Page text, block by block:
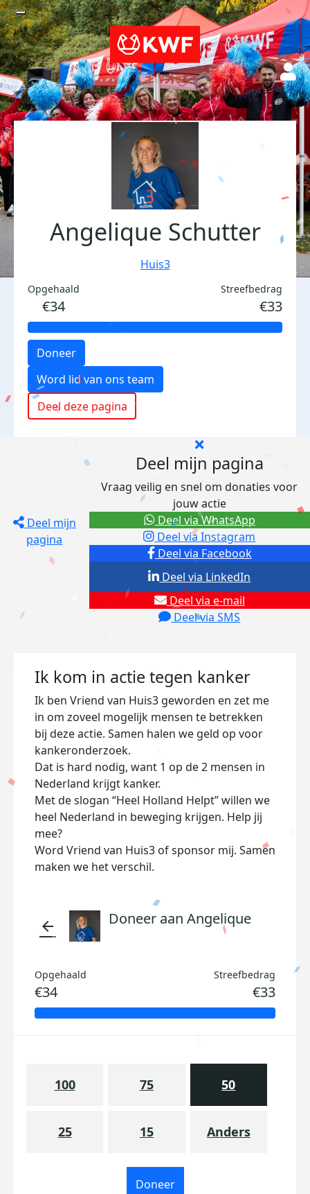
Angelique Schutter
Huis3
Opgehaald
€34
Streefbedrag
€33
Doneer
Word lid van ons team
Deel deze pagina
Deel mijn
pagina
Deel mijn pagina
Vraag veilig en snel om donaties voor
jouw actie
Deel via Facebook
Deel via Instagram
Deel via e-mail
Deel via SMS
Deel via LinkedIn
Deel via WhatsApp
Ik kom in actie tegen kanker
Ik ben Vriend van Huis3 geworden en zet me
in om zoveel mogelijk mensen te betrekken
bij deze actie. Samen halen we geld op voor
kankeronderzoek.
Dat is hard nodig, want 1 op de 2 mensen in
Nederland krijgt kanker.
Met de slogan “Heel Holland Helpt” willen we
heel Nederland in beweging krijgen. Help jij
mee?
Word Vriend van Huis3 of sponsor mij. Samen
maken we het verschil.
arrow_back Doneer aan Angelique
Opgehaald
€34
Streefbedrag
€33
100 75 50
25 15 Anders
Doneer